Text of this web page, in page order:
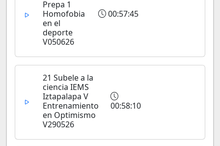
Prepa 1
Homofobia
en el
deporte
V050626
00:57:45
21 Subele a la
ciencia IEMS
Iztapalapa V
Entrenamiento
en Optimismo
V290526
00:58:10